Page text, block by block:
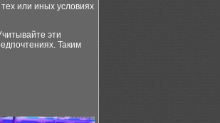
или иных условиях
эти
Таким